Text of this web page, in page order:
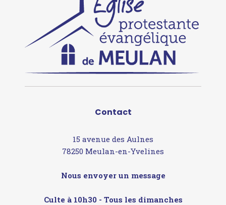
Contact
15 avenue des Aulnes
78250 Meulan-en-Yvelines
Nous envoyer un message
Culte à 10h30 - Tous les dimanches